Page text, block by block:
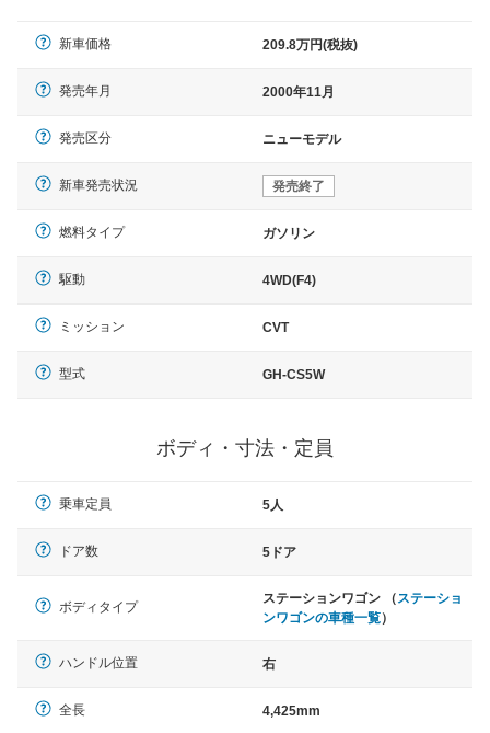
新車価格 209.8万円(税抜)
発売年月 2000年11月
発売区分 ニューモデル
新車発売状況 発売終了
燃料タイプ ガソリン
駆動 4WD(F4)
ミッション CVT
型式 GH-CS5W
ボディ・寸法・定員
乗車定員 5人
ドア数 5ドア
ボディタイプ
ステーションワゴン （ ステーショ
ンワゴンの車種一覧）
ハンドル位置 右
全長 4,425mm